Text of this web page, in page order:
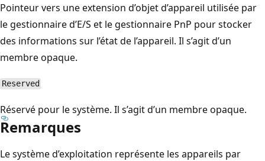
Pointeur vers une extension d’objet d’appareil utilisée par
le gestionnaire d’E/S et le gestionnaire PnP pour stocker
des informations sur l’état de l’appareil. Il s’agit d’un
membre opaque.
Reserved
Réservé pour le système. Il s’agit d’un membre opaque.
Remarques
Le système d’exploitation représente les appareils par